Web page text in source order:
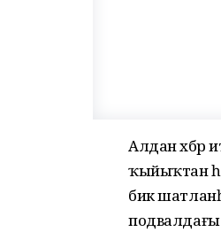
Алдан хәбәр
ҡыйыҡтан
бик